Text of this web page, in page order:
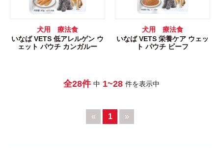
犬用 療法食
いなば VETS 低アレルゲン ウ
ェット パウチ カンガルー
犬用 療法食
いなば VETS 栄養ケア ウェッ
ト パウチ ビーフ
全28件 中 1~28 件を表示中
« 1 »